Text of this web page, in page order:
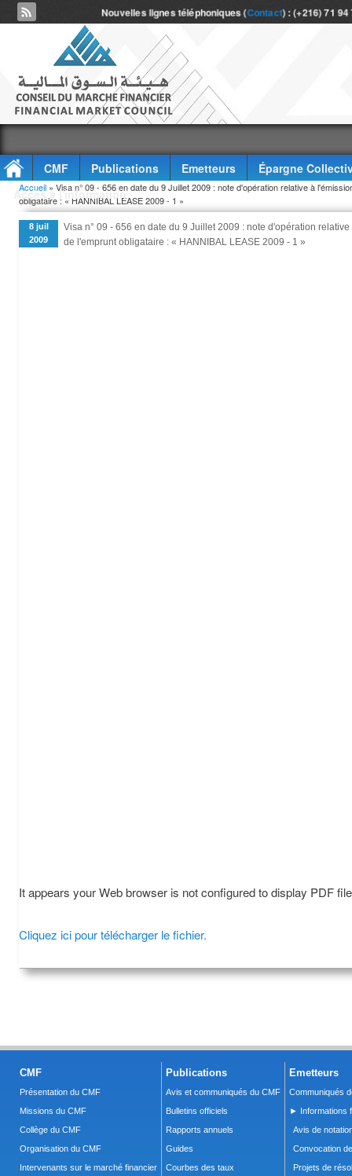
Nouvelles lignes téléphoniques (Contact) : (+216) 71
CMF Publications Emetteurs
Épargne
Accès à l'information
Vous êtes ici
Accueil » Visa n° 09 - 656 en date du 9 Juillet 2009 : note d'opération relative à
obligataire : « HANNIBAL LEASE 2009 - 1 »
8 juil
2009
Visa n° 09 - 656 en date du 9 Juillet 2009 : note d'opération
de l'emprunt obligataire : « HANNIBAL LEASE 2009 - 1 »
It appears your Web browser is not configured to display PDF
Cliquez ici pour télécharger le fichier.
CMF
Présentation du CMF
Missions du CMF
Collège du CMF
Organisation du CMF
Intervenants sur le marché financier
Publications
Avis et communiqués du CMF
Bulletins officiels
Rapports annuels
Guides
Courbes des taux
Emetteurs
Communiqués
► Informations
Avis de
Convocation
Projets de